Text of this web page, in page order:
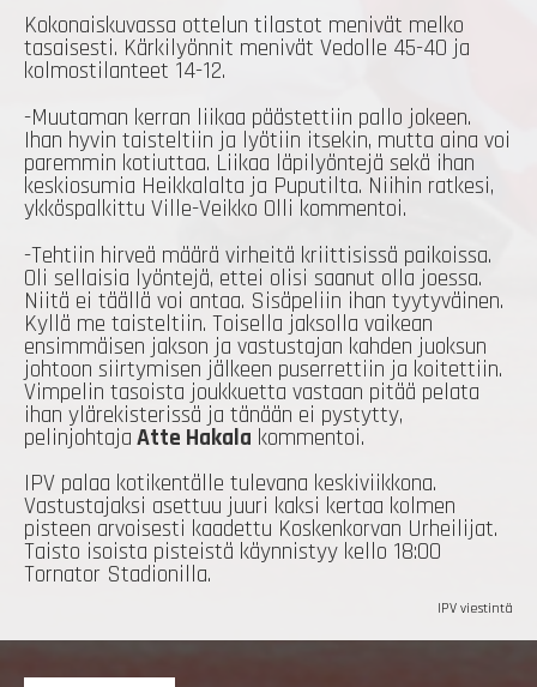
Kokonaiskuvassa ottelun tilastot menivät melko
tasaisesti. Kärkilyönnit menivät Vedolle 45-40 ja
kolmostilanteet 14-12.
-Muutaman kerran liikaa päästettiin pallo jokeen.
Ihan hyvin taisteltiin ja lyötiin itsekin, mutta aina voi
paremmin kotiuttaa. Liikaa läpilyöntejä sekä ihan
keskiosumia Heikkalalta ja Puputilta. Niihin ratkesi,
ykköspalkittu Ville-Veikko Olli kommentoi.
-Tehtiin hirveä määrä virheitä kriittisissä paikoissa.
Oli sellaisia lyöntejä, ettei olisi saanut olla joessa.
Niitä ei täällä voi antaa. Sisäpeliin ihan tyytyväinen.
Kyllä me taisteltiin. Toisella jaksolla vaikean
ensimmäisen jakson ja vastustajan kahden juoksun
johtoon siirtymisen jälkeen puserrettiin ja koitettiin.
Vimpelin tasoista joukkuetta vastaan pitää pelata
ihan ylärekisterissä ja tänään ei pystytty,
pelinjohtaja Atte Hakala kommentoi.
IPV palaa kotikentälle tulevana keskiviikkona.
Vastustajaksi asettuu juuri kaksi kertaa kolmen
pisteen arvoisesti kaadettu Koskenkorvan Urheilijat.
Taisto isoista pisteistä käynnistyy kello 18:00
Tornator Stadionilla.
IPV viestintä